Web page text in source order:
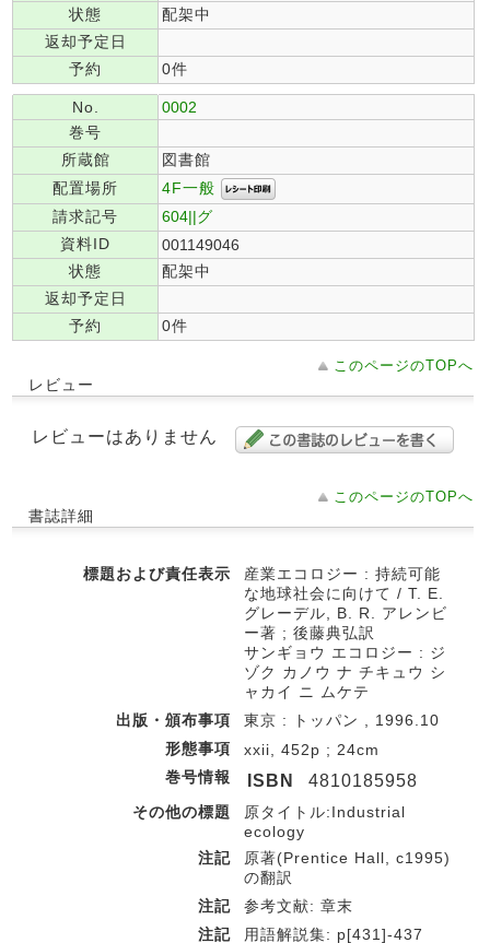
状態
配架中
返却予定日
予約
0件
No.
0002
巻号
所蔵館
図書館
配置場所
4F一般
請求記号
604||グ
資料ID
001149046
状態
配架中
返却予定日
予約
0件
このページのTOPへ
レビュー
レビューはありません
このページのTOPへ
書誌詳細
標題および責任表示
産業エコロジー : 持続可能
な地球社会に向けて / T. E.
グレーデル, B. R. アレンビ
ー著 ; 後藤典弘訳
サンギョウ エコロジー : ジ
ゾク カノウ ナ チキュウ シ
ャカイ ニ ムケテ
出版・頒布事項
東京 : トッパン , 1996.10
形態事項
xxii, 452p ; 24cm
巻号情報
ISBN 4810185958
その他の標題
原タイトル:Industrial
ecology
注記
原著(Prentice Hall, c1995)
の翻訳
注記
参考文献: 章末
注記
用語解説集: p[431]-437